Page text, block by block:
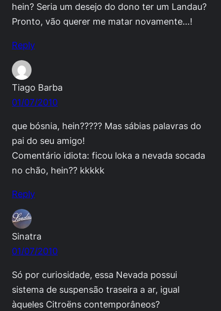
hein? Seria um desejo do dono ter um Landau?
Pronto, vão querer me matar novamente…!
Reply
Tiago Barba
01/07/2010
que bósnia, hein????? Mas sábias palavras do
pai do seu amigo!
Comentário idiota: ficou loka a nevada socada
no chão, hein?? kkkkk
Reply
Sinatra
01/07/2010
Só por curiosidade, essa Nevada possui
sistema de suspensão traseira a ar, igual
àqueles Citroëns contemporâneos?